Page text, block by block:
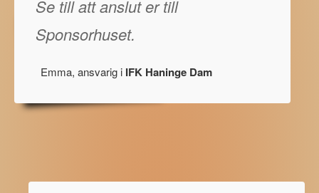
Se till att anslut er till
Sponsorhuset.
Emma, ansvarig i IFK Haninge Dam